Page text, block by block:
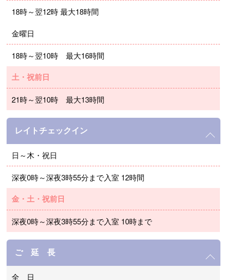
18時～翌12時 最大18時間
金曜日
18時～翌10時 最大16時間
土・祝前日
21時～翌10時 最大13時間
レイトチェックイン
日～木・祝日
深夜0時～深夜3時55分まで入室 12時間
金・土・祝前日
深夜0時～深夜3時55分まで入室 10時まで
ご 延 長
全 日